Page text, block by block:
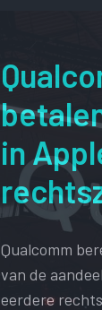
in
Qualcomm
van de
eerdere